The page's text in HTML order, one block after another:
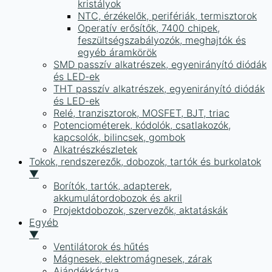
kristályok
NTC, érzékelők, perifériák, termisztorok
Operatív erősítők, 7400 chipek,
feszültségszabályozók, meghajtók és
egyéb áramkörök
SMD passzív alkatrészek, egyenirányító diódák
és LED-ek
THT passzív alkatrészek, egyenirányító diódák
és LED-ek
Relé, tranzisztorok, MOSFET, BJT, triac
Potenciométerek, kódolók, csatlakozók,
kapcsolók, bilincsek, gombok
Alkatrészkészletek
Tokok, rendszerezők, dobozok, tartók és burkolatok
▼
Borítók, tartók, adapterek,
akkumulátordobozok és akril
Projektdobozok, szervezők, aktatáskák
Egyéb
▼
Ventilátorok és hűtés
Mágnesek, elektromágnesek, zárak